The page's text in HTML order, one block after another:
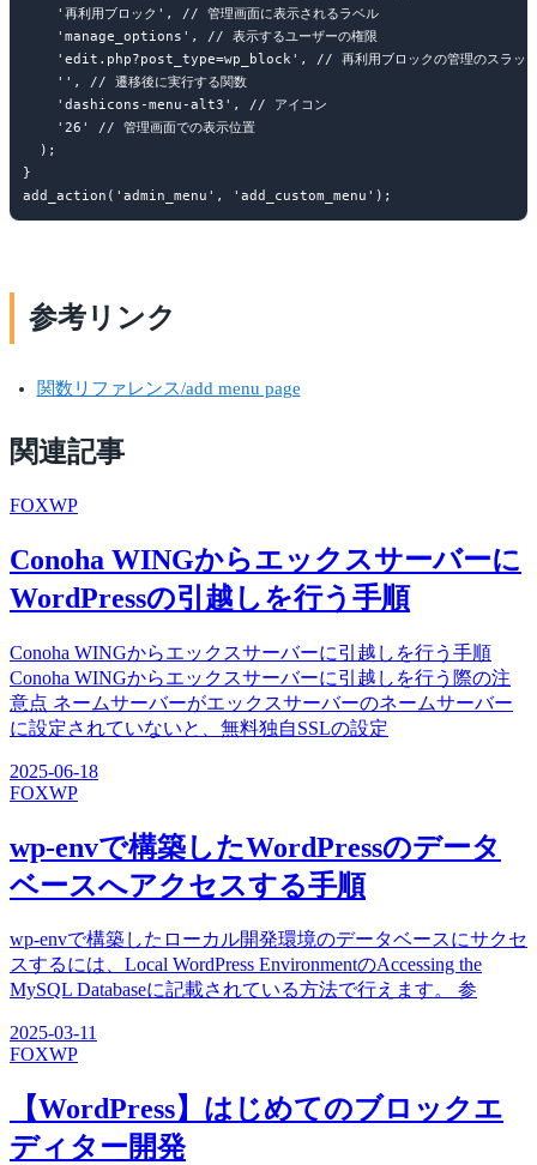
    '再利用ブロック', // 管理画面に表示されるラベル
    'manage_options', // 表示するユーザーの権限
'edit.php?post_type=wp_block', // 再利用ブロックの管理のスラッ
    '', // 遷移後に実行する関数
    'dashicons-menu-alt3', // アイコン
    '26' // 管理画面での表示位置
  );
}
参考リンク
関数リファレンス/add menu page
関連記事
FOXWP
Conoha WINGからエックスサーバーに
WordPressの引越しを行う手順
Conoha WINGからエックスサーバーに引越しを行う手順
Conoha WINGからエックスサーバーに引越しを行う際の注
意点 ネームサーバーがエックスサーバーのネームサーバー
に設定されていないと、無料独自SSLの設定
2025-06-18
FOXWP
wp-envで構築したWordPressのデータ
ベースへアクセスする手順
wp-envで構築したローカル開発環境のデータベースにサクセ
スするには、Local WordPress EnvironmentのAccessing the
MySQL Databaseに記載されている方法で行えます。 参
2025-03-11
FOXWP
【WordPress】はじめてのブロックエ
ディター開発